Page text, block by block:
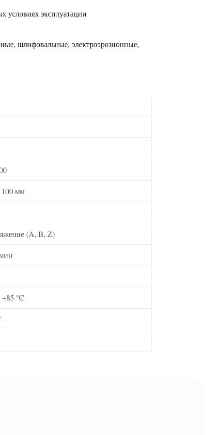
условиях эксплуатации
шлифовальные, электроэрозионные,
мм
(A, B, Z)
°C